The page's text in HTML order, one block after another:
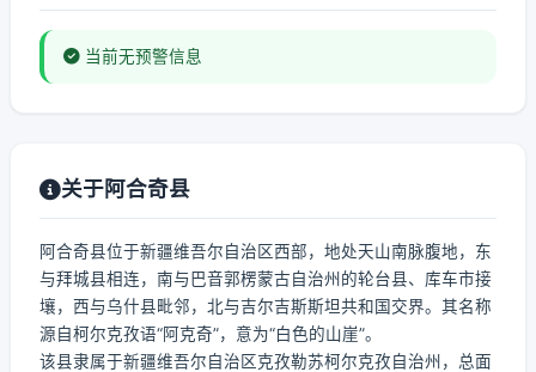
当前无预警信息
关于阿合奇县
阿合奇县位于新疆维吾尔自治区西部，地处天山南脉腹地，东
与拜城县相连，南与巴音郭楞蒙古自治州的轮台县、库车市接
壤，西与乌什县毗邻，北与吉尔吉斯斯坦共和国交界。其名称
源自柯尔克孜语“阿克奇”，意为“白色的山崖”。
该县隶属于新疆维吾尔自治区克孜勒苏柯尔克孜自治州，总面